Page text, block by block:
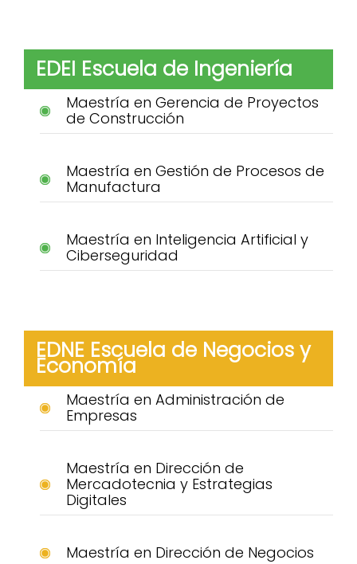
EDEI Escuela de Ingeniería
Maestría en Gerencia de Proyectos
de Construcción
Maestría en Gestión de Procesos de
Manufactura
Maestría en Inteligencia Artificial y
Ciberseguridad
EDNE Escuela de Negocios y
Economía
Maestría en Administración de
Empresas
Maestría en Dirección de
Mercadotecnia y Estrategias
Digitales
Maestría en Dirección de Negocios